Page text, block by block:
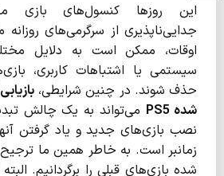
جدایی‌ناپذیری از سرگرمی‌های
اوقات، ممکن است به دلایل
سیستمی یا اشتباهات کاربری،
حذف شوند. در چنین شرایطی،
شده PS5 می‌تواند به یک چالش
نصب بازی‌های جدید و یاد گرفتن
زمانبر است‌. به خاطر همین ما
شده بازی‌های قبلی را برگردانیم.